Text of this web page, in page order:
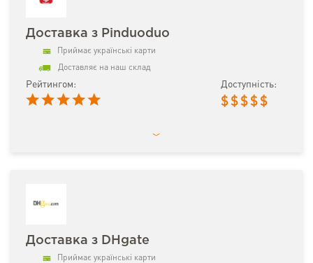
Доставка з Pinduoduo
Приймає українські карти
Доставляє на наш склад
Рейтингом: Доступність:
$ $ $ $ $
Доставка з DHgate
Приймає українські карти